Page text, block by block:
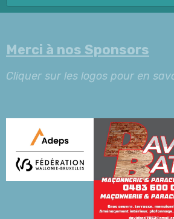
Merci à nos Sponsors
Cliquer sur les logos pour en